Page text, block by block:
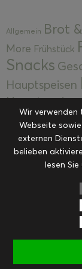
Allgemein Brot
More Frühstück
Snacks
Hauptspeisen
Kuchen,
Desserts Kulinarik
Rezepte
Suppen,
Wir verwenden
Webseite
externen
belieben
lesen